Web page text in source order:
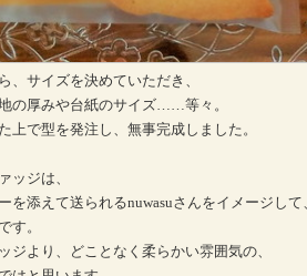
、サイズを決めていただき、
の厚みや台紙のサイズ……等々。
上で型を発注し、無事完成しました。
ッジは、
を添えて送られるnuwasuさんをイメージして
す。
ジより、どことなく柔らかい雰囲気の、